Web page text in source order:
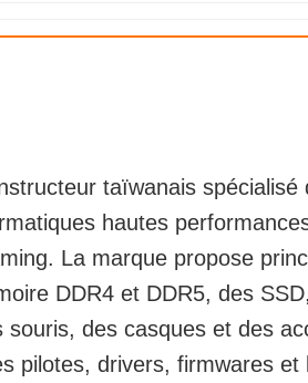
taïwanais spécialisé
hautes
La marque propose
DDR4 et DDR5, des
souris, des casques et des
pilotes, drivers, firmwares et